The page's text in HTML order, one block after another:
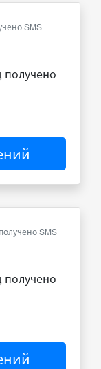
SMS
получено
SMS
получено